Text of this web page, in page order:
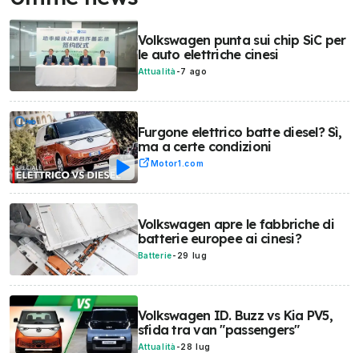
Volkswagen punta sui chip SiC per
le auto elettriche cinesi
Attualità -7 ago
Furgone elettrico batte diesel? Sì,
ma a certe condizioni
Motor1.com
Volkswagen apre le fabbriche di
batterie europee ai cinesi?
Batterie- 29 lug
Volkswagen ID. Buzz vs Kia PV5,
sfida tra van "passengers"
Attualità -28 lug